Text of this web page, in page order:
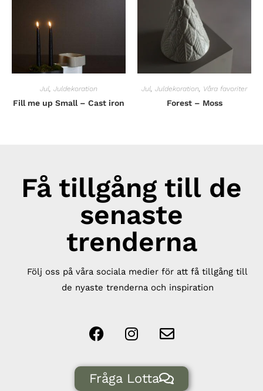
Jul Juldekoration
Fill me up Small – Cast iron
Jul Juldekoration Våra favoriter
Forest – Moss
Få tillgång till de
senaste
trenderna
Följ oss på våra sociala medier för att få tillgång till
de nyaste trenderna och inspiration
Fråga Lotta